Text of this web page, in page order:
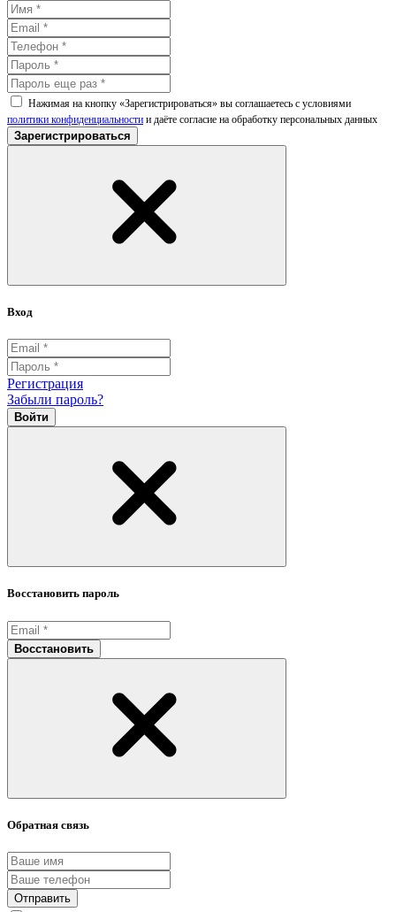
Нажимая на кнопку «Зарегистрироваться» вы соглашаетесь с условиями
политики конфиденциальности и даёте согласие на обработку персональных данных
Зарегистрироваться
Вход
Регистрация
Забыли пароль?
Войти
Восстановить пароль
Восстановить
Обратная связь
Отправить